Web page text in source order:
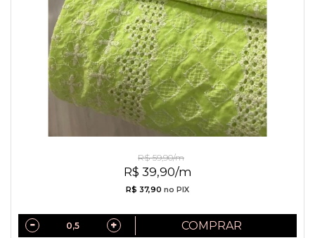
R$ 39,90/m
R$ 59,90/m
R$ 37,90 no PIX
COMPRAR